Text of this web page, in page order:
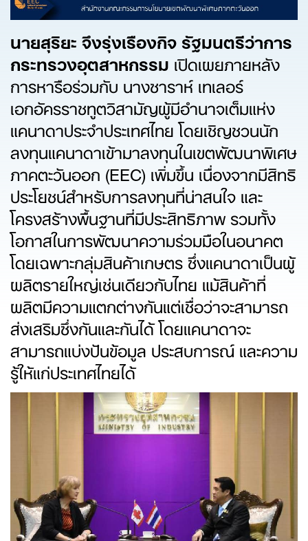
นายสุริยะ จึงรุ่งเรืองกิจ รัฐมนตรีว่าการ
กระทรวงอุตสาหกรรม เปิดเผยภายหลัง
การหารือร่วมกับ นางซาราห์ เทเลอร์
เอกอัครราชทูตวิสามัญผู้มีอำนาจเต็มแห่ง
แคนาดาประจำประเทศไทย โดยเชิญชวนนัก
ลงทุนแคนาดาเข้ามาลงทุนในเขตพัฒนาพิเศษ
ภาคตะวันออก (EEC) เพิ่มขึ้น เนื่องจากมีสิทธิ
ประโยชน์สำหรับการลงทุนที่น่าสนใจ และ
โครงสร้างพื้นฐานที่มีประสิทธิภาพ รวมทั้ง
โอกาสในการพัฒนาความร่วมมือในอนาคต
โดยเฉพาะกลุ่มสินค้าเกษตร ซึ่งแคนาดาเป็นผู้
ผลิตรายใหญ่เช่นเดียวกับไทย แม้สินค้าที่
ผลิตมีความแตกต่างกันแต่เชื่อว่าจะสามารถ
ส่งเสริมซึ่งกันและกันได้ โดยแคนาดาจะ
สามารถแบ่งปันข้อมูล ประสบการณ์ และความ
รู้ให้แก่ประเทศไทยได้